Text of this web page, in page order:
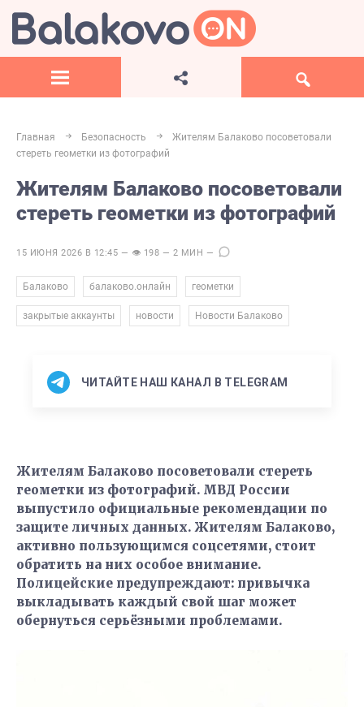
Главная Безопасность
Жителям Балаково посоветовали
стереть геометки из фотографий
Жителям Балаково посоветовали
стереть геометки из фотографий
15 ИЮНЯ 2026 В 12:45 — 👁 198 — 2 МИН —
Балаково балаково.онлайн геометки
закрытые аккаунты новости Новости Балаково
ЧИТАЙТЕ НАШ КАНАЛ В TELEGRAM
Жителям Балаково посоветовали стереть
геометки из фотографий. МВД России
выпустило официальные рекомендации по
защите личных данных. Жителям Балаково,
активно пользующимся соцсетями, стоит
обратить на них особое внимание.
Полицейские предупреждают: привычка
выкладывать каждый свой шаг может
обернуться серьёзными проблемами.